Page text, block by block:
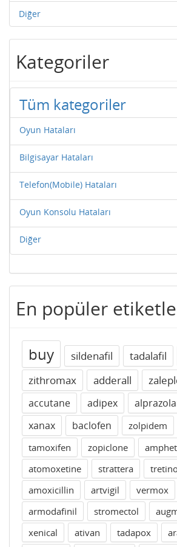
Diğer
Kategoriler
Tüm kategoriler
Oyun Hataları
Bilgisayar Hataları
Telefon(Mobile) Hataları
Oyun Konsolu Hataları
Diğer
En popüler
buy sildenafil tadalafil
zithromax
adderall
accutane
adipex
xanax
baclofen zolpidem
tamoxifen
zopiclone
atomoxetine
strattera
amoxicillin
artvigil vermox
armodafinil
stromectol
xenical
ativan tadapox